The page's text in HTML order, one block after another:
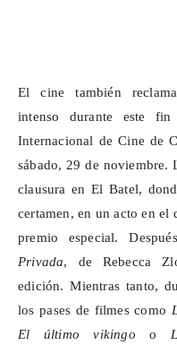
El cine también
intenso durante este
Internacional de Cine de
sábado, 29 de noviembre.
clausura en El Batel,
certamen, en un acto en el
premio especial.
Privada, de Rebecca
edición. Mientras tanto,
los pases de filmes como
El último vikingo o